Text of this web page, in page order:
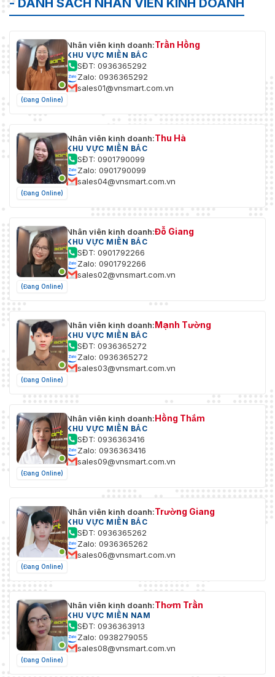
- DANH SÁCH NHÂN VIÊN KINH DOANH
(Đang Online)
Nhân viên kinh doanh:Trần Hồng
KHU VỰC MIỀN BẮC
SĐT: 0936365292
Zalo: 0936365292
sales01@vnsmart.com.vn
(Đang Online)
Nhân viên kinh doanh:Thu Hà
KHU VỰC MIỀN BẮC
SĐT: 0901790099
Zalo: 0901790099
sales04@vnsmart.com.vn
(Đang Online)
Nhân viên kinh doanh:Đỗ Giang
KHU VỰC MIỀN BẮC
SĐT: 0901792266
Zalo: 0901792266
sales02@vnsmart.com.vn
(Đang Online)
Nhân viên kinh doanh:Mạnh Tường
KHU VỰC MIỀN BẮC
SĐT: 0936365272
Zalo: 0936365272
sales03@vnsmart.com.vn
(Đang Online)
Nhân viên kinh doanh:Hồng Thắm
KHU VỰC MIỀN BẮC
SĐT: 0936363416
Zalo: 0936363416
sales09@vnsmart.com.vn
(Đang Online)
Nhân viên kinh doanh:Trường Giang
KHU VỰC MIỀN BẮC
SĐT: 0936365262
Zalo: 0936365262
sales06@vnsmart.com.vn
(Đang Online)
Nhân viên kinh doanh:Thơm Trần
KHU VỰC MIỀN NAM
SĐT: 0936363913
Zalo: 0938279055
sales08@vnsmart.com.vn